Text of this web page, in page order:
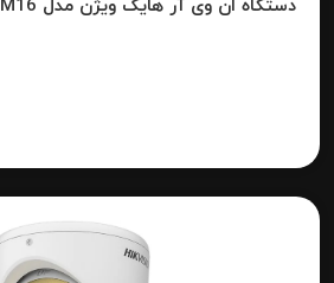
دستگاه ان وی آر هایک ویژن مدل DS-9632NI-M16